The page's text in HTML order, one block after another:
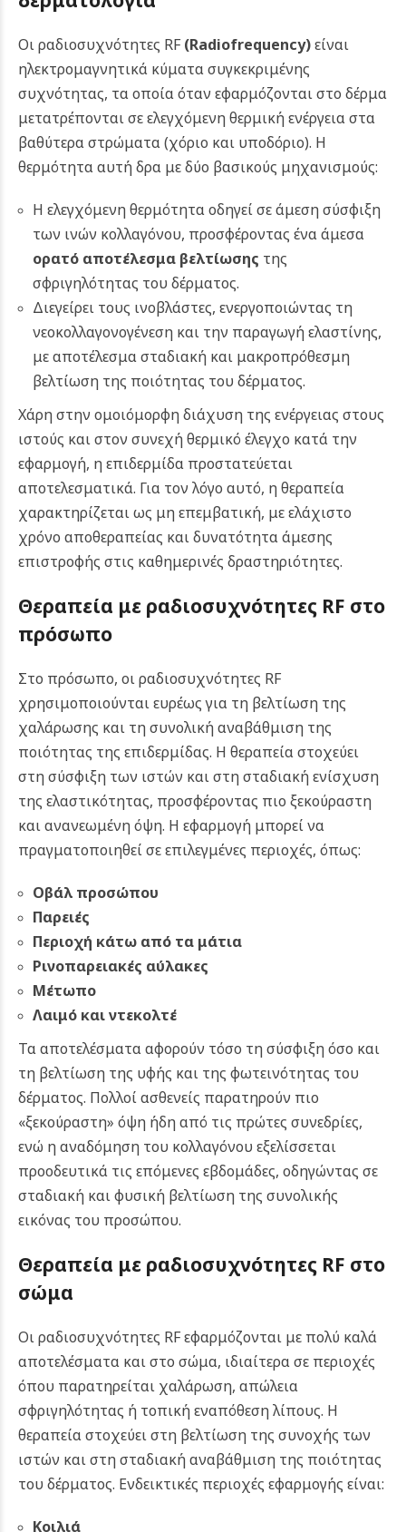
Οι ραδιοσυχνότητες RF (Radiofrequency)είναι
ηλεκτρομαγνητικά κύματα συγκεκριμένης
συχνότητας, τα οποία όταν εφαρμόζονται στο δέρμα
μετατρέπονται σε ελεγχόμενη θερμική ενέργεια στα
βαθύτερα στρώματα (χόριο και υποδόριο). Η
θερμότητα αυτή δρα με δύο βασικούς μηχανισμούς:
Η ελεγχόμενη θερμότητα οδηγεί σε άμεση σύσφιξη
των ινών κολλαγόνου, προσφέροντας ένα άμεσα
ορατό αποτέλεσμα βελτίωσης της
σφριγηλότητας του δέρματος.
Διεγείρει τους ινοβλάστες, ενεργοποιώντας τη
νεοκολλαγονογένεση και την παραγωγή ελαστίνης,
με αποτέλεσμα σταδιακή και μακροπρόθεσμη
βελτίωση της ποιότητας του δέρματος.
Χάρη στην ομοιόμορφη διάχυση της ενέργειας στους
ιστούς και στον συνεχή θερμικό έλεγχο κατά την
εφαρμογή, η επιδερμίδα προστατεύεται
αποτελεσματικά. Για τον λόγο αυτό, η θεραπεία
χαρακτηρίζεται ως μη επεμβατική, με ελάχιστο
χρόνο αποθεραπείας και δυνατότητα άμεσης
επιστροφής στις καθημερινές δραστηριότητες.
Θεραπεία με ραδιοσυχνότητες RF στο
πρόσωπο
Στο πρόσωπο, οι ραδιοσυχνότητες RF
χρησιμοποιούνται ευρέως για τη βελτίωση της
χαλάρωσης και τη συνολική αναβάθμιση της
ποιότητας της επιδερμίδας. Η θεραπεία στοχεύει
στη σύσφιξη των ιστών και στη σταδιακή ενίσχυση
της ελαστικότητας, προσφέροντας πιο ξεκούραστη
και ανανεωμένη όψη. Η εφαρμογή μπορεί να
πραγματοποιηθεί σε επιλεγμένες περιοχές, όπως:
Οβάλ προσώπου
Παρειές
Περιοχή κάτω από τα μάτια
Ρινοπαρειακές αύλακες
Μέτωπο
Λαιμό και ντεκολτέ
Τα αποτελέσματα αφορούν τόσο τη σύσφιξη όσο και
τη βελτίωση της υφής και της φωτεινότητας του
δέρματος. Πολλοί ασθενείς παρατηρούν πιο
«ξεκούραστη» όψη ήδη από τις πρώτες συνεδρίες,
ενώ η αναδόμηση του κολλαγόνου εξελίσσεται
προοδευτικά τις επόμενες εβδομάδες, οδηγώντας σε
σταδιακή και φυσική βελτίωση της συνολικής
εικόνας του προσώπου.
Θεραπεία με ραδιοσυχνότητες RF στο
σώμα
Οι ραδιοσυχνότητες RF εφαρμόζονται με πολύ καλά
αποτελέσματα και στο σώμα, ιδιαίτερα σε περιοχές
όπου παρατηρείται χαλάρωση, απώλεια
σφριγηλότητας ή τοπική εναπόθεση λίπους. Η
θεραπεία στοχεύει στη βελτίωση της συνοχής των
ιστών και στη σταδιακή αναβάθμιση της ποιότητας
του δέρματος. Ενδεικτικές περιοχές εφαρμογής είναι:
Κοιλιά